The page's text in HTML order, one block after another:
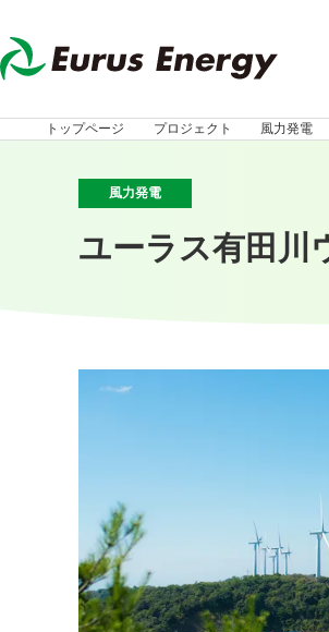
トップページ プロジェクト 風力発電
風力発電
ユーラス有田川